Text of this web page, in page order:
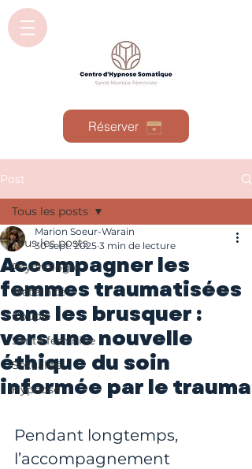
Réserver
Post
Tous les posts
Psychologie
Maternité
Couple
Santé féminine
Sexualité
Hypnose
Tous les posts
Accompagner les
femmes traumatisées
sans les brusquer :
vers une nouvelle
éthique du soin
informée par le trauma
Marion Soeur-Warain
30 sept. 2025 3 min de lecture
Pendant longtemps,
l’accompagnement